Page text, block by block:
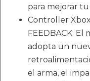
para mejorar
Controller
FEEDBACK:
adopta un
el arma, el